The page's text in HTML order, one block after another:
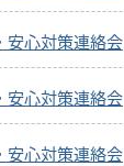
安心対策連絡会
安心対策連絡会
安心対策連絡会